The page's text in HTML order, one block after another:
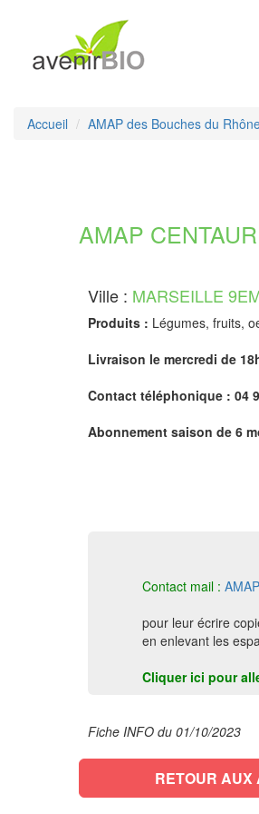
Accueil AMAP des Bouches du
AMAP
Ville : MARSEILLE
Produits : Légumes, fruits,
Livraison le mercredi de
Contact téléphonique : 04
Abonnement saison de 6
Contact mail :
pour leur écrire
en enlevant les
Cliquer ici pour
Fiche INFO du 01/10/2023